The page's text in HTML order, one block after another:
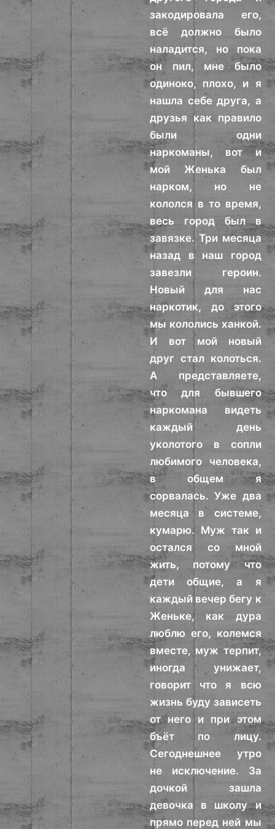
закодировала его,
всё должно было
наладится, но пока
он пил, мне было
одиноко, плохо, и я
нашла себе друга, а
друзья как правило
были одни
наркоманы, вот и
мой Женька был
нарком, но не
кололся в то время,
весь город был в
завязке. Три месяца
назад в наш город
завезли героин.
Новый для нас
наркотик, до этого
мы кололись ханкой.
И вот мой новый
друг стал колоться.
А представляете,
что для бывшего
наркомана видеть
каждый день
уколотого в сопли
любимого человека,
в общем я
сорвалась. Уже два
месяца в системе,
кумарю. Муж так и
остался со мной
жить, потому что
дети общие, а я
каждый вечер бегу к
Женьке, как дура
люблю его, колемся
вместе, муж терпит,
иногда унижает,
говорит что я всю
жизнь буду зависеть
от него и при этом
бъёт по лицу.
Сегоднешнее утро
не исключение. За
дочкой зашла
девочка в школу и
прямо перед ней мы